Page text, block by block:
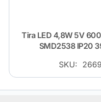
Tira LED 4,8W 5V
SMD2538 IP20
SKU: 2669